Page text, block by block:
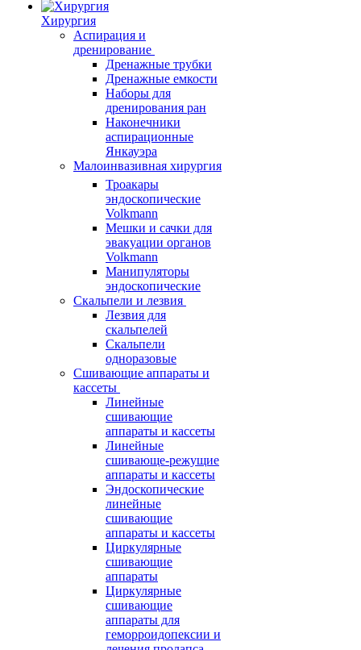
Хирургия
Аспирация и
дренирование
Дренажные трубки
Дренажные емкости
Наборы для
дренирования ран
Наконечники
аспирационные
Янкауэра
Малоинвазивная хирургия
Троакары
эндоскопические
Volkmann
Мешки и сачки для
эвакуации органов
Volkmann
Манипуляторы
эндоскопические
Скальпели и лезвия
Лезвия для
скальпелей
Скальпели
одноразовые
Сшивающие аппараты и
кассеты
Линейные
сшивающие
аппараты и кассеты
Линейные
сшивающе-режущие
аппараты и кассеты
Эндоскопические
линейные
сшивающие
аппараты и кассеты
Циркулярные
сшивающие
аппараты
Циркулярные
сшивающие
аппараты для
геморроидопексии и